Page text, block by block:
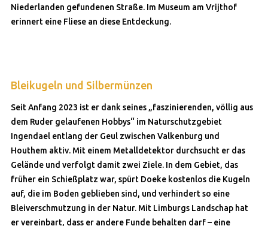
Niederlanden gefundenen Straße. Im Museum am Vrijthof
erinnert eine Fliese an diese Entdeckung.
Bleikugeln und Silbermünzen
Seit Anfang 2023 ist er dank seines „faszinierenden, völlig aus
dem Ruder gelaufenen Hobbys“ im Naturschutzgebiet
Ingendael entlang der Geul zwischen Valkenburg und
Houthem aktiv. Mit einem Metalldetektor durchsucht er das
Gelände und verfolgt damit zwei Ziele. In dem Gebiet, das
früher ein Schießplatz war, spürt Doeke kostenlos die Kugeln
auf, die im Boden geblieben sind, und verhindert so eine
Bleiverschmutzung in der Natur. Mit Limburgs Landschap hat
er vereinbart, dass er andere Funde behalten darf – eine